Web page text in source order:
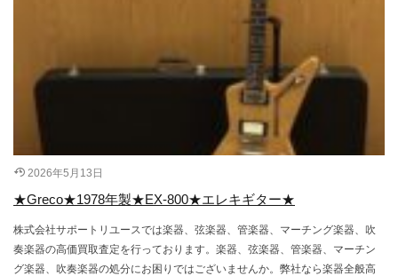
2026年5月13日
★Greco★1978年製★EX-800★エレキギター★
株式会社サポートリユースでは楽器、弦楽器、管楽器、マーチング楽器、吹
奏楽器の高価買取査定を行っております。楽器、弦楽器、管楽器、マーチン
グ楽器、吹奏楽器の処分にお困りではございませんか。弊社なら楽器全般高